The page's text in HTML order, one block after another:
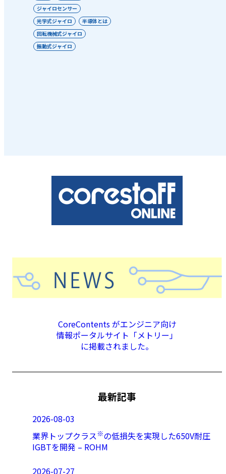
ジャイロセンサー
光学式ジャイロ
半導体とは
回転機械式ジャイロ
振動式ジャイロ
CoreContents がエンジニア向け
情報ポータルサイト「メトリー」
に掲載されました。
最新記事
2026-08-03
業界トップクラス ※の低損失を実現した650V耐圧
IGBTを開発 – ROHM
2026-07-27